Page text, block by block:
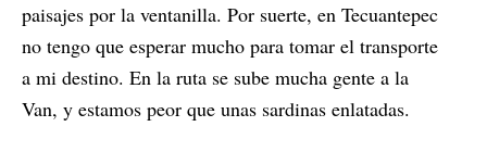
paisajes por la ventanilla. Por suerte, en Tecuantepec
no tengo que esperar mucho para tomar el transporte
a mi destino. En la ruta se sube mucha gente a la
Van, y estamos peor que unas sardinas enlatadas.